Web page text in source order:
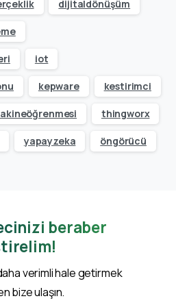
dijitaldönüşüm
iot
kepware kestirimci
thingworx
yapayzeka öngörücü
beraber
verimli hale getirmek
bize ulaşın.